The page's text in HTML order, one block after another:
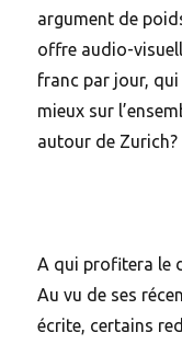
argument de
offre audio-
franc par jour,
mieux sur
autour de Zurich?
A qui profitera le
Au vu de ses
écrite, certains